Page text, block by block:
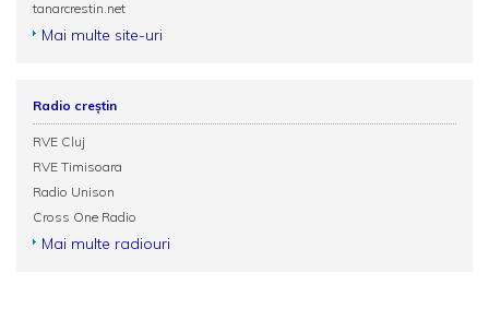
tanarcrestin.net
Mai multe site-uri
Radio creștin
RVE Cluj
RVE Timisoara
Radio Unison
Cross One Radio
Mai multe radiouri